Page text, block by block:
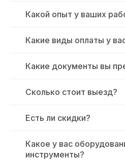
Какой опыт у ваших
Какие виды оплаты у
Какие документы вы
Сколько стоит выезд?
Есть ли скидки?
Какое у вас
инструменты?